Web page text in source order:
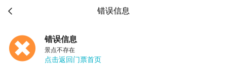
 错误信息
错误信息
景点不存在
点击返回门票首页